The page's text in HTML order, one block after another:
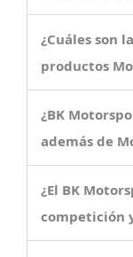
¿Cuáles son
productos
¿BK
además de
¿El BK
competición